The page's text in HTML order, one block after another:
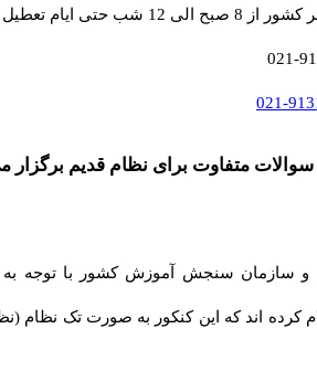
تعطیل
با سوالات متفاوت برای نظام قدیم برگزار می
سنجش آموزش کشور با توجه به در
۱۴۰۰، اعلام کرده اند که این کنکور به صورت تک نظام (نظام